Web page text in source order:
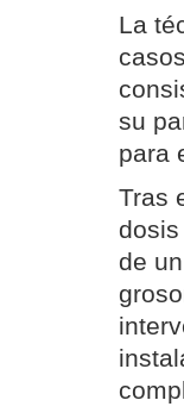
La
su
para
Tras
de